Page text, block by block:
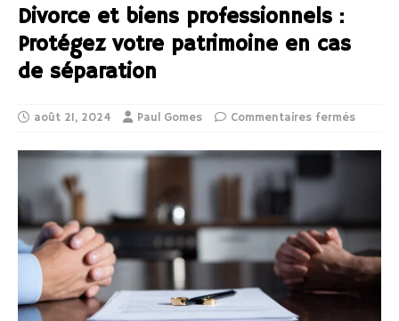
Divorce et biens professionnels :
Protégez votre patrimoine en cas
de séparation
août 21, 2024 Paul Gomes Commentaires fermés